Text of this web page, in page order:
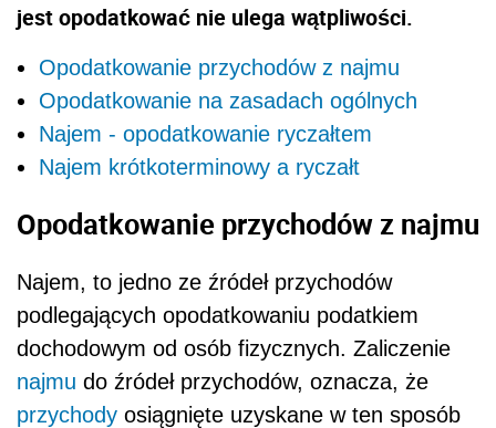
jest opodatkować nie ulega wątpliwości.
Opodatkowanie przychodów z najmu
Opodatkowanie na zasadach ogólnych
Najem - opodatkowanie ryczałtem
Najem krótkoterminowy a ryczałt
Opodatkowanie przychodów z najmu
Najem, to jedno ze źródeł przychodów
podlegających opodatkowaniu podatkiem
dochodowym od osób fizycznych. Zaliczenie
najmu do źródeł przychodów, oznacza, że
przychody osiągnięte uzyskane w ten sposób